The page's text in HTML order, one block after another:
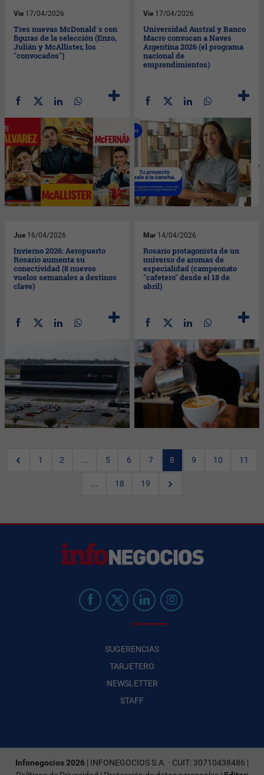
Vie 17/04/2026
Tres nuevas McDonald´s con
figuras de la selección (Enzo,
Julián y McAllister, los
"convocados")
Vie 17/04/2026
Universidad Austral y Banco
Macro convocan a Naves
Argentina 2026 (el programa
nacional de
emprendimientos)
Jue 16/04/2026
Invierno 2026: Aeropuerto
Rosario aumenta su
conectividad (8 nuevos
vuelos semanales a destinos
clave)
Mar 14/04/2026
Rosario protagonista de un
universo de aromas de
especialidad (campeonato
"cafetero" desde el 18 de
abril)
1 2 ... 5 6 7 8 9 10 11
... 18 19
SUGERENCIAS
TARJETERO
NEWSLETTER
STAFF
Infonegocios 2026 | INFONEGOCIOS S.A. · CUIT: 30710438486 |